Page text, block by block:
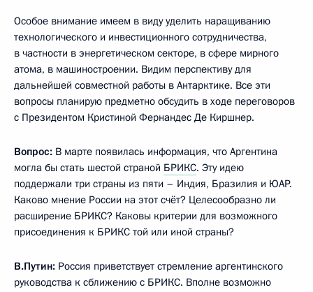
Особое внимание имеем в виду уделить наращиванию
технологического и инвестиционного сотрудничества,
в частности в энергетическом секторе, в сфере мирного
атома, в машиностроении. Видим перспективу для
дальнейшей совместной работы в Антарктике. Все эти
вопросы планирую предметно обсудить в ходе переговоров
с Президентом Кристиной Фернандес Де Киршнер.
Вопрос: В марте появилась информация, что Аргентина
могла бы стать шестой страной БРИКС. Эту идею
поддержали три страны из пяти – Индия, Бразилия и ЮАР.
Каково мнение России на этот счёт? Целесообразно ли
расширение БРИКС? Каковы критерии для возможного
присоединения к БРИКС той или иной страны?
В.Путин: Россия приветствует стремление аргентинского
руководства к сближению с БРИКС. Вполне возможно